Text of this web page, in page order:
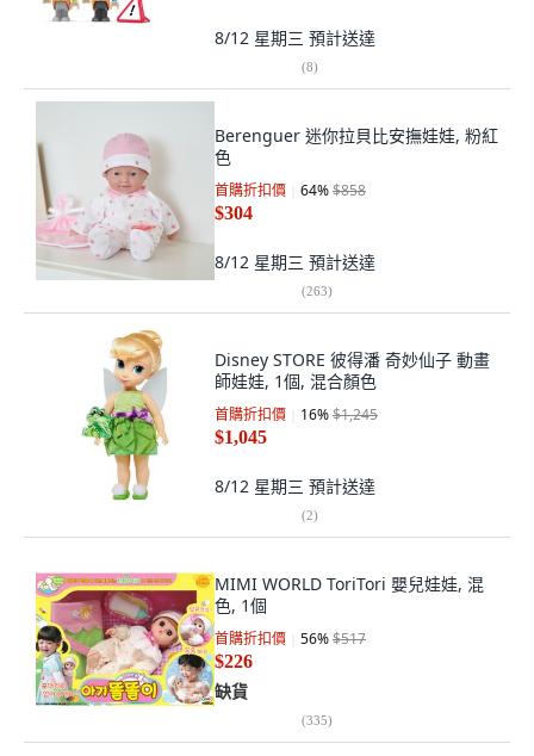
8/12 星期三 預計送達
(8)
Berenguer 迷你拉貝比安撫娃娃, 粉紅
色
首購折扣價 64%$858
$304
8/12 星期三 預計送達
(263)
Disney STORE 彼得潘 奇妙仙子 動畫
師娃娃, 1個, 混合顏色
首購折扣價 16%$1,245
$1,045
8/12 星期三 預計送達
(2)
MIMI WORLD ToriTori 嬰兒娃娃, 混
色, 1個
首購折扣價 56%$517
$226
缺貨
(335)